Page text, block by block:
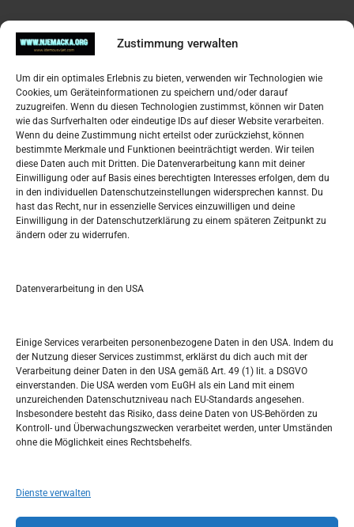
Zustimmung verwalten
Um dir ein optimales Erlebnis zu bieten, verwenden wir Technologien wie
Cookies, um Geräteinformationen zu speichern und/oder darauf
zuzugreifen. Wenn du diesen Technologien zustimmst, können wir Daten
wie das Surfverhalten oder eindeutige IDs auf dieser Website verarbeiten.
Wenn du deine Zustimmung nicht erteilst oder zurückziehst, können
bestimmte Merkmale und Funktionen beeinträchtigt werden. Wir teilen
diese Daten auch mit Dritten. Die Datenverarbeitung kann mit deiner
Einwilligung oder auf Basis eines berechtigten Interesses erfolgen, dem du
in den individuellen Datenschutzeinstellungen widersprechen kannst. Du
hast das Recht, nur in essenzielle Services einzuwilligen und deine
Einwilligung in der Datenschutzerklärung zu einem späteren Zeitpunkt zu
ändern oder zu widerrufen.
Datenverarbeitung in den USA
Einige Services verarbeiten personenbezogene Daten in den USA. Indem du
der Nutzung dieser Services zustimmst, erklärst du dich auch mit der
Verarbeitung deiner Daten in den USA gemäß Art. 49 (1) lit. a DSGVO
einverstanden. Die USA werden vom EuGH als ein Land mit einem
unzureichenden Datenschutzniveau nach EU-Standards angesehen.
Insbesondere besteht das Risiko, dass deine Daten von US-Behörden zu
Kontroll- und Überwachungszwecken verarbeitet werden, unter Umständen
ohne die Möglichkeit eines Rechtsbehelfs.
Dienste verwalten
Pregled
Datenschutzerklärung
Widerufsbelehrung
Oglašavanje / Postavite svoj oglas
Tko je “Idemo u Svijet – Njemačka?
Pretražite stranicu:
S
MAI 2026
M D M D F S
1 2
4 5 6 7 8 9 10
18 19
25 26 27 28 29 30 31